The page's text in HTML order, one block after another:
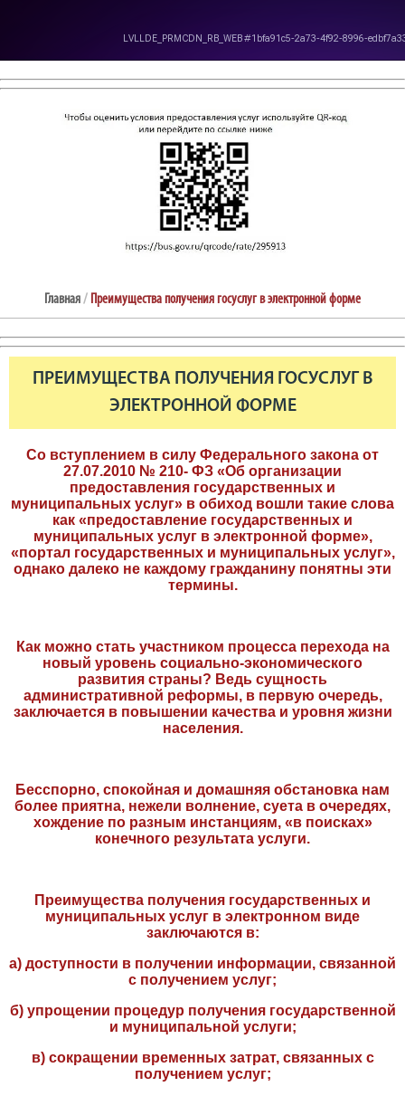
Главная/ Преимущества получения госуслуг в электронной форме
ПРЕИМУЩЕСТВА ПОЛУЧЕНИЯ ГОСУСЛУГ В
ЭЛЕКТРОННОЙ ФОРМЕ
Со вступлением в силу Федерального закона от
27.07.2010 № 210- ФЗ «Об организации
предоставления государственных и
муниципальных услуг» в обиход вошли такие слова
как «предоставление государственных и
муниципальных услуг в электронной форме»,
«портал государственных и муниципальных услуг»,
однако далеко не каждому гражданину понятны эти
термины.
Как можно стать участником процесса перехода на
новый уровень социально-экономического
развития страны? Ведь сущность
административной реформы, в первую очередь,
заключается в повышении качества и уровня жизни
населения.
Бесспорно, спокойная и домашняя обстановка нам
более приятна, нежели волнение, суета в очередях,
хождение по разным инстанциям, «в поисках»
конечного результата услуги.
Преимущества получения государственных и
муниципальных услуг в электронном виде
заключаются в:
а) доступности в получении информации, связанной
с получением услуг;
б) упрощении процедур получения государственной
и муниципальной услуги;
в) сокращении временных затрат, связанных с
получением услуг;